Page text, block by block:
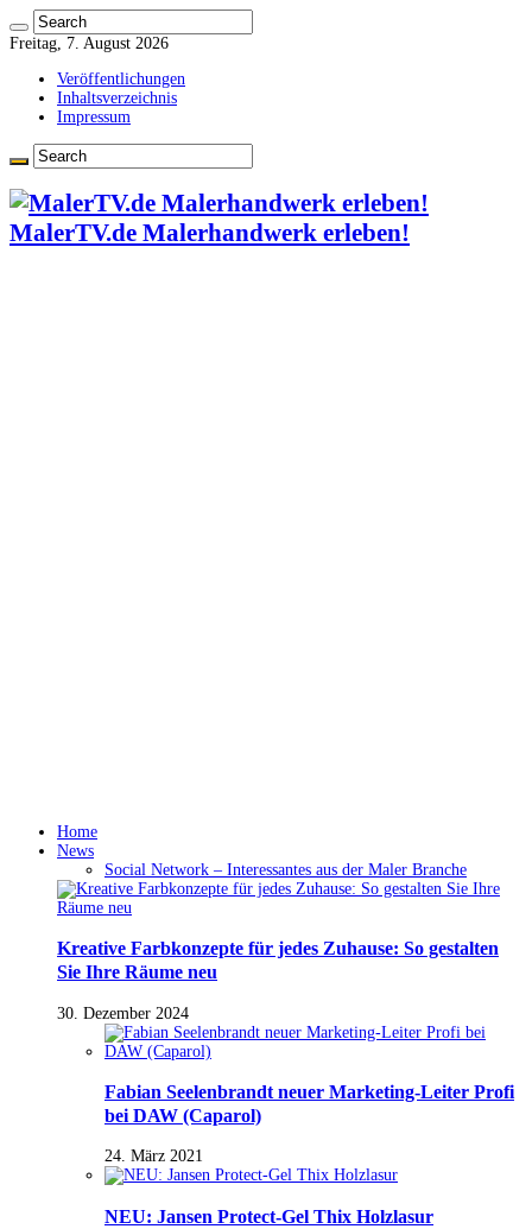
Freitag, 7. August 2026
Veröffentlichungen
Inhaltsverzeichnis
Impressum
MalerTV.de Malerhandwerk erleben!
Home
News
Social Network – Interessantes aus der Maler Branche
Kreative Farbkonzepte für jedes Zuhause: So gestalten
Sie Ihre Räume neu
30. Dezember 2024
Fabian Seelenbrandt neuer Marketing-Leiter Profi
bei DAW (Caparol)
24. März 2021
NEU: Jansen Protect-Gel Thix Holzlasur